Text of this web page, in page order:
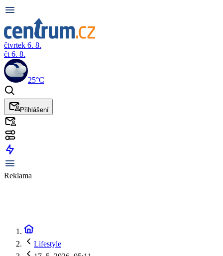
čtvrtek 6. 8.
čt 6. 8.
25°C
Přihlášení
Reklama
Lifestyle